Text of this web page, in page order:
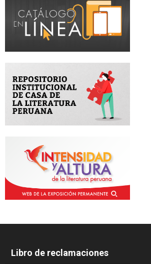
Libro de reclamaciones